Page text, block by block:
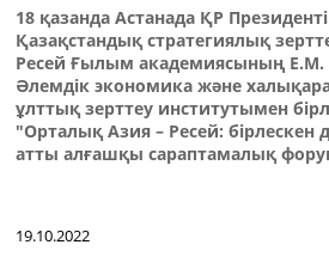
18 қазанда Астанада ҚР
Қазақстандық стратегиялық
Ресей Ғылым академиясының
Әлемдік экономика және
ұлттық зерттеу институтымен
"Орталық Азия – Ресей: бірлескен
атты алғашқы сараптамалық
19.10.2022